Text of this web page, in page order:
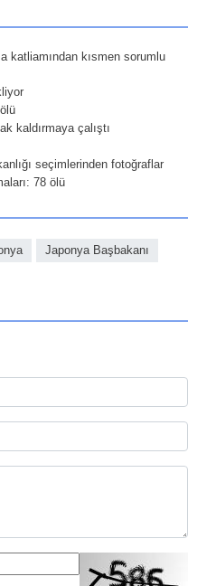
katliamından kısmen sorumlu
kaldırmaya çalıştı
seçimlerinden fotoğraflar
78 ölü
Japonya Başbakanı